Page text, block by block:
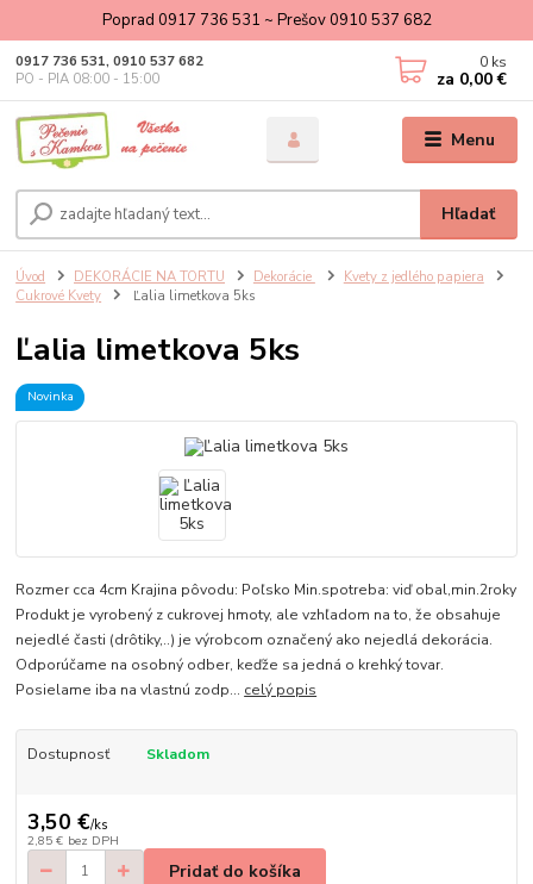
Poprad 0917 736 531 ~ Prešov 0910 537 682
Menu
Hľadať
0917 736 531, 0910 537 682
PO - PIA 08:00 - 15:00
0 ks
za 0,00 €
Úvod DEKORÁCIE NA TORTU Dekorácie
Kvety z jedlého papiera
Cukrové Kvety
Ľalia limetkova 5ks
Ľalia limetkova 5ks
Novinka
Rozmer cca 4cm Krajina pôvodu: Poľsko Min.spotreba: viď obal,min.2roky
Produkt je vyrobený z cukrovej hmoty, ale vzhľadom na to, že obsahuje
nejedlé časti (drôtiky,..) je výrobcom označený ako nejedlá dekorácia.
Odporúčame na osobný odber, keďže sa jedná o krehký tovar.
Posielame iba na vlastnú zodp... celý popis
Dostupnosť Skladom
3,50 €/ks
2,85 € bez DPH
Pridať do košíka